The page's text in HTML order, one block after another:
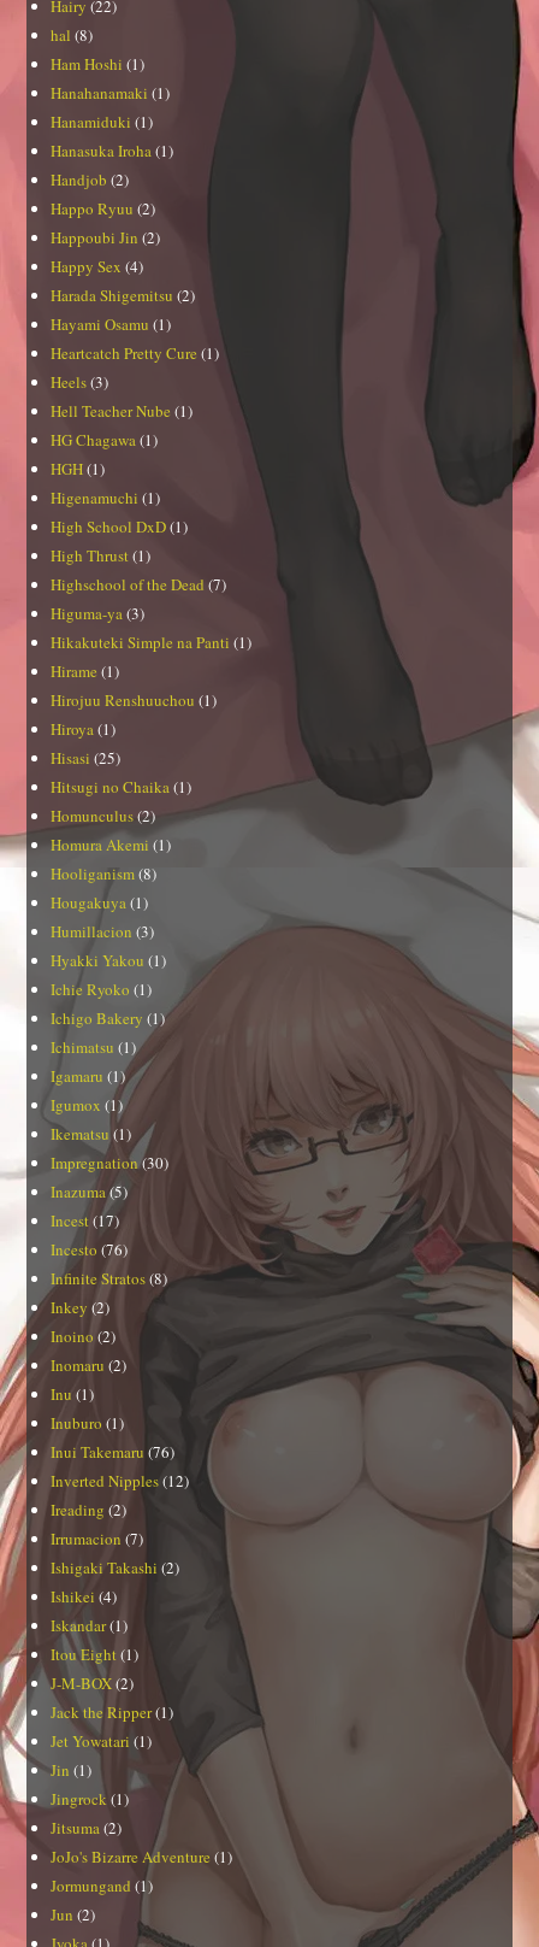
Hairy (22)
hal (8)
Ham Hoshi (1)
Hanahanamaki (1)
Hanamiduki (1)
Hanasuka Iroha(1)
Handjob (2)
Happo Ryuu (2)
Happoubi Jin (2)
Happy Sex (4)
Harada Shigemitsu (2)
Hayami Osamu (1)
Heartcatch Pretty Cure (1)
Heels(3)
Hell Teacher Nube (1)
HG Chagawa(1)
HGH(1)
Higenamuchi (1)
High School DxD(1)
High Thrust (1)
Highschool of the Dead (7)
Higuma-ya(3)
Hikakuteki Simple na Panti (1)
Hirame (1)
Hirojuu Renshuuchou (1)
Hiroya(1)
Hisasi (25)
Hitsugi no Chaika(1)
Homunculus(2)
Homura Akemi (1)
Hooliganism(8)
Hougakuya(1)
Humillacion (3)
Hyakki Yakou (1)
Ichie Ryoko (1)
Ichigo Bakery (1)
Ichimatsu (1)
Igamaru (1)
Igumox (1)
Ikematsu (1)
Impregnation(30)
Inazuma(5)
Incest(17)
Incesto (76)
Infinite Stratos(8)
Inkey (2)
Inoino (2)
Inomaru (2)
Inu (1)
Inuburo (1)
Inui Takemaru (76)
Inverted Nipples(12)
Ireading (2)
Irrumacion (7)
Ishigaki Takashi (2)
Ishikei (4)
Iskandar(1)
Itou Eight (1)
J-M-BOX(2)
Jack the Ripper(1)
Jet Yowatari (1)
Jin (1)
Jingrock(1)
Jitsuma(2)
JoJo's Bizarre Adventure (1)
Jormungand (1)
Jun (2)